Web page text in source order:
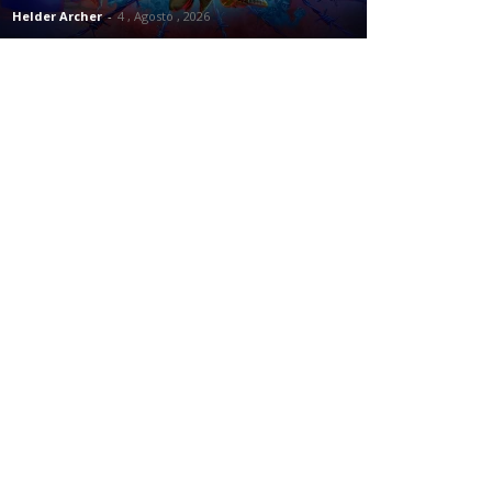
Helder Archer - 4 , Agosto , 2026